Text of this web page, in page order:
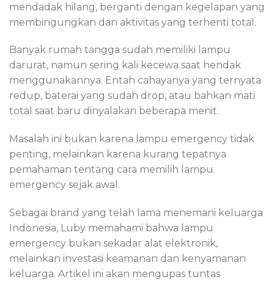
mendadak hilang, berganti dengan kegelapan yang
membingungkan dan aktivitas yang terhenti total.
Banyak rumah tangga sudah memiliki lampu
darurat, namun sering kali kecewa saat hendak
menggunakannya. Entah cahayanya yang ternyata
redup, baterai yang sudah drop, atau bahkan mati
total saat baru dinyalakan beberapa menit.
Masalah ini bukan karena lampu emergency tidak
penting, melainkan karena kurang tepatnya
pemahaman tentang cara memilih lampu
emergency sejak awal.
Sebagai brand yang telah lama menemani keluarga
Indonesia, Luby memahami bahwa lampu
emergency bukan sekadar alat elektronik,
melainkan investasi keamanan dan kenyamanan
keluarga. Artikel ini akan mengupas tuntas